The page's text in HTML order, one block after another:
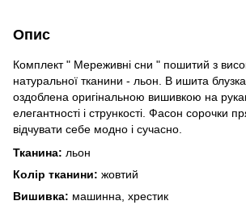
Опис
Комплект " Мереживні сни " пошитий з
натуральної тканини - льон. В ишита
оздоблена оригінальною вишивкою на
елегантності і стрункості. Фасон сорочки
відчувати себе модно і сучасно.
Тканина: льон
Колір тканини: жовтий
Вишивка: машинна, хрестик